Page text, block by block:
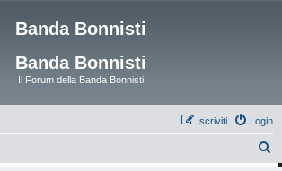
Banda Bonnisti
Banda Bonnisti
Il Forum della Banda Bonnisti
Login
Iscriviti